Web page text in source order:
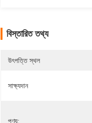
বিস্তারিত তথ্য
উৎপত্তি স্থল
সাক্ষ্যদান
পণ্য: